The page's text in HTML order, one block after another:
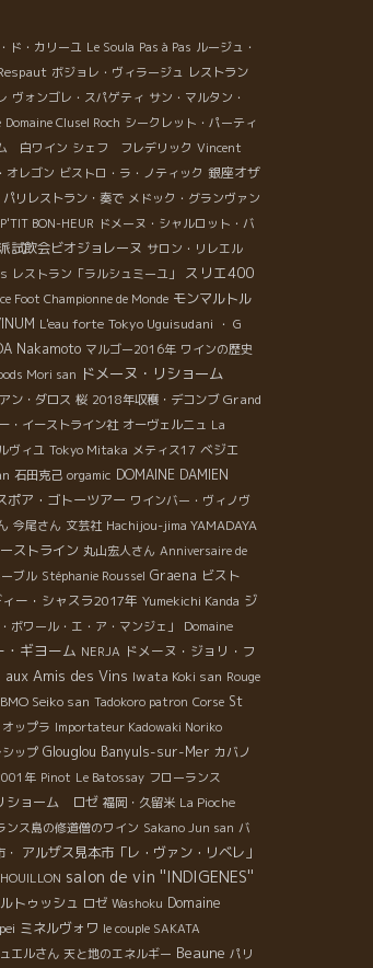
ド・カリーユ Le Soula Pas à Pas ルージュ・
ボジョレ・ヴィラージュ レストラン
ヴォンゴレ・スパゲティ サン・マルタン・
Domaine Clusel Roch シークレット・パーティ
白ワイン シェフ フレデリック Vincent
オレゴン ビストロ・ラ・ノティック 銀座オザ
パリレストラン・奏で メドック・グランヴァン
BON-HEUR ドメーヌ・シャルロット・バ
試飲会ビオジョレーヌ サロン・リレエル
レストラン「ラルシュミーユ」
スリエ400
Foot Championne de Monde モンマルトル
L'eau forte Tokyo Uguisudani
・ G
Nakamoto マルゴー2016年 ワインの歴史
Mori san ドメーヌ・リショーム
ン・ダロス 桜 2018年収穫・デコンブ Grand
・イーストライン社 オーヴェルニュ La
ヴィユ Tokyo Mitaka メティス17 ベジエ
石田克己 orgamic DOMAINE DAMIEN
ポア・ゴトーツアー ワインバー・ヴィノヴ
今尾さん 文芸社 Hachijou-jima YAMADAYA
ストライン 丸山宏人さん Anniversaire de
ブル Stéphanie Roussel Graena ビスト
ィー・シャスラ2017年 Yumekichi Kanda ジ
ボワール・エ・ア・マンジェ」
Domaine
・ギヨーム NERJA ドメーヌ・ジョリ・フ
aux Amis des Vins Iwata Koki san Rouge
BMO Seiko san Tadokoro patron Corse St
オップラ Importateur Kadowaki Noriko
ップ Glouglou Banyuls-sur-Mer カバノ
年 Pinot Le Batossay フローランス
ショーム ロゼ 福岡・久留米 La Pioche
ンス島の修道僧のワイン Sakano Jun san バ
アルザス見本市「レ・ヴァン・リベレ」
salon de vin ''INDIGENES''
トゥッシュ ロゼ Washoku Domaine
ミネルヴォワ le couple SAKATA
エルさん 天と地のエネルギー Beaune パリ